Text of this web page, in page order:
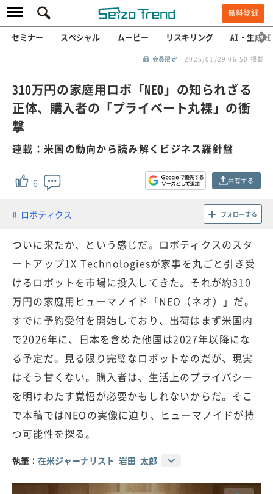
無料登録
セミナー スペシャル ムービー リスキリング AI・生成AI
会員限定 2026/01/29 06:50 掲載
310万円の家庭用ロボ「NEO」の知られざる
正体、購入者の「プライベート丸裸」の衝
撃
連載：米国の動向から読み解くビジネス羅針盤
6 共有する
ロボティクス フォローする
ついに来たか、という感じだ。ロボティクスのスタ
ートアップ1X Technologiesが家事を丸ごと引き受
けるロボットを市場に投入してきた。それが約310
万円の家庭用ヒューマノイド「NEO（ネオ）」だ。
すでに予約受付を開始しており、出荷はまず米国内
で2026年に、日本を含めた他国は2027年以降にな
る予定だ。見る限り完璧なロボットなのだが、現実
はそう甘くない。購入者は、生活上のプライバシー
を明けわたす覚悟が必要かもしれないからだ。そこ
で本稿ではNEOの実像に迫り、ヒューマノイドが持
つ可能性を探る。
執筆： 在米ジャーナリスト 岩田 太郎